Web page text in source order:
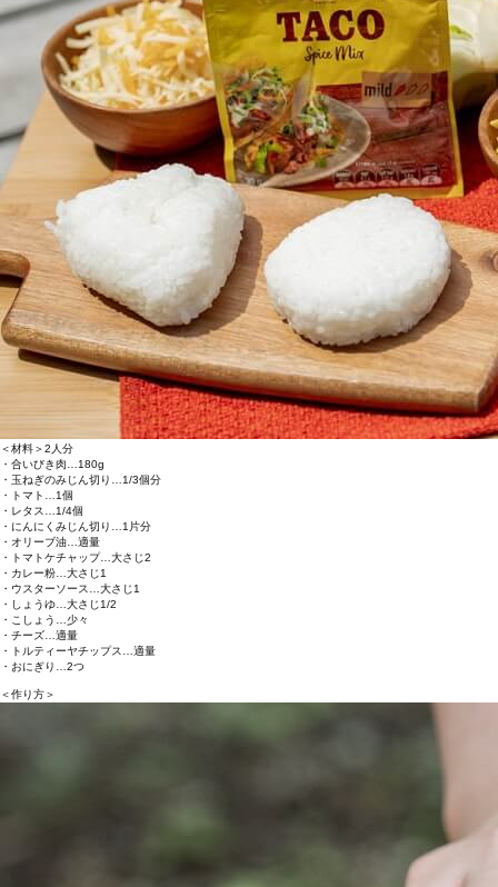
＜材料＞2人分
・合いびき肉…180g
・玉ねぎのみじん切り…1/3個分
・トマト…1個
・レタス…1/4個
・にんにくみじん切り…1片分
・オリーブ油…適量
・トマトケチャップ…大さじ2
・カレー粉…大さじ1
・ウスターソース…大さじ1
・しょうゆ…大さじ1/2
・こしょう…少々
・チーズ…適量
・トルティーヤチップス…適量
・おにぎり…2つ
＜作り方＞